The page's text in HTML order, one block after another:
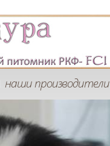
наши производители